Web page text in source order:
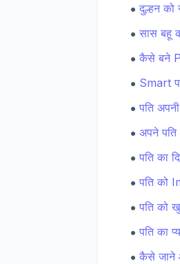
दुल्हन को
सास बहू
कैसे बने
Smart
पति
अपने
पति का
पति को
पति को
पति का
कैसे जाने